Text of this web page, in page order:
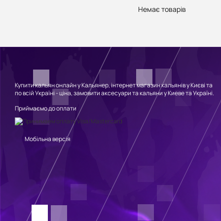
Немає товарів
Купити кальян онлайн у Кальянер, інтернет магазин кальянів у Києві та
по всій Україні - ціна, замовити аксесуари та кальяни у Киеве та Україні.
Приймаємо до оплати
Мобільна версія